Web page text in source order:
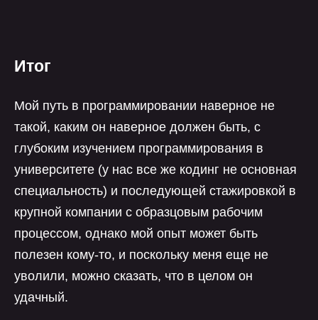
Итог
Мой путь в программировании наверное не
такой, каким он наверное должен быть, с
глубоким изучением программирования в
университете (у нас все же кодинг не основная
специальность) и последующей стажировкой в
крупной компании с образцовым рабочим
процессом, однако мой опыт может быть
полезен кому-то, и поскольку меня еще не
уволили, можно сказать, что в целом он
удачный.